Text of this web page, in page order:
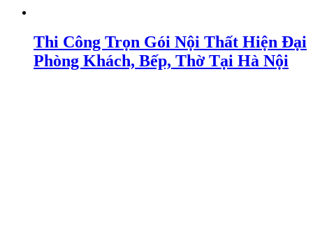
Thi Công Trọn Gói Nội Thất Hiện Đại
Phòng Khách, Bếp, Thờ Tại Hà Nội